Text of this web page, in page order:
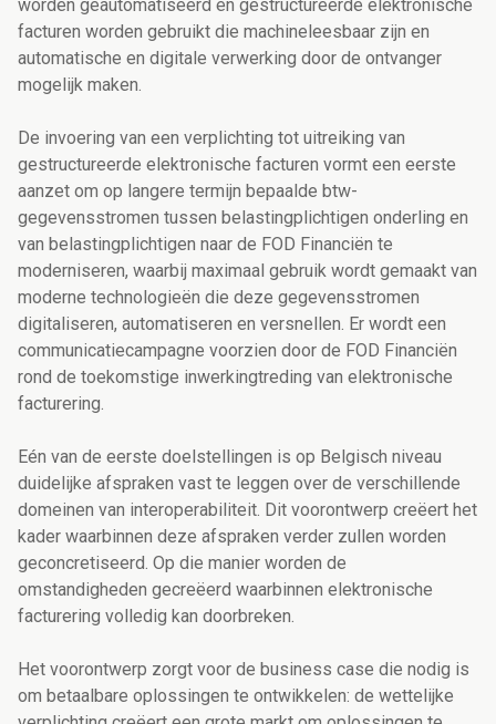
worden geautomatiseerd en gestructureerde elektronische
facturen worden gebruikt die machineleesbaar zijn en
automatische en digitale verwerking door de ontvanger
mogelijk maken.
De invoering van een verplichting tot uitreiking van
gestructureerde elektronische facturen vormt een eerste
aanzet om op langere termijn bepaalde btw-
gegevensstromen tussen belastingplichtigen onderling en
van belastingplichtigen naar de FOD Financiën te
moderniseren, waarbij maximaal gebruik wordt gemaakt van
moderne technologieën die deze gegevensstromen
digitaliseren, automatiseren en versnellen. Er wordt een
communicatiecampagne voorzien door de FOD Financiën
rond de toekomstige inwerkingtreding van elektronische
facturering.
Eén van de eerste doelstellingen is op Belgisch niveau
duidelijke afspraken vast te leggen over de verschillende
domeinen van interoperabiliteit. Dit voorontwerp creëert het
kader waarbinnen deze afspraken verder zullen worden
geconcretiseerd. Op die manier worden de
omstandigheden gecreëerd waarbinnen elektronische
facturering volledig kan doorbreken.
Het voorontwerp zorgt voor de business case die nodig is
om betaalbare oplossingen te ontwikkelen: de wettelijke